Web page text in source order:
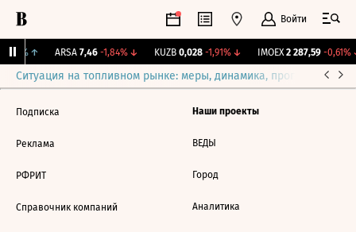
Войти
↑ ARSA 7,46 -1,84%↓ KUZB 0,028 -1,91%↓ IMOEX 2 287,59 -0,61%
Ситуация на топливном рынке: меры, динамика, прогнозы
Подписка
Реклама
РФРИТ
Справочник компаний
Наши проекты
ВЕДЫ
Город
Аналитика